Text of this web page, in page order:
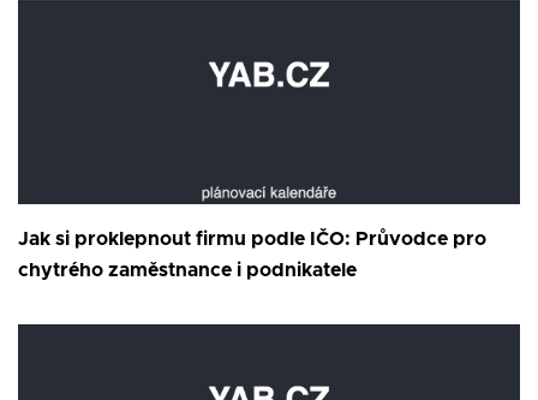
Jak si proklepnout firmu podle IČO: Průvodce pro
chytrého zaměstnance i podnikatele